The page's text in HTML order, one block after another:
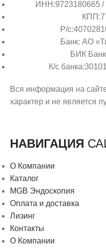
ИНН:9723180665
Р/
Банк: АО
БИК
К/с
Вся информация на
характер и не является
НАВИГАЦИЯ
О Компании
Каталог
MGB Эндоскопия
Оплата и доставка
Лизинг
Контакты
О Компании